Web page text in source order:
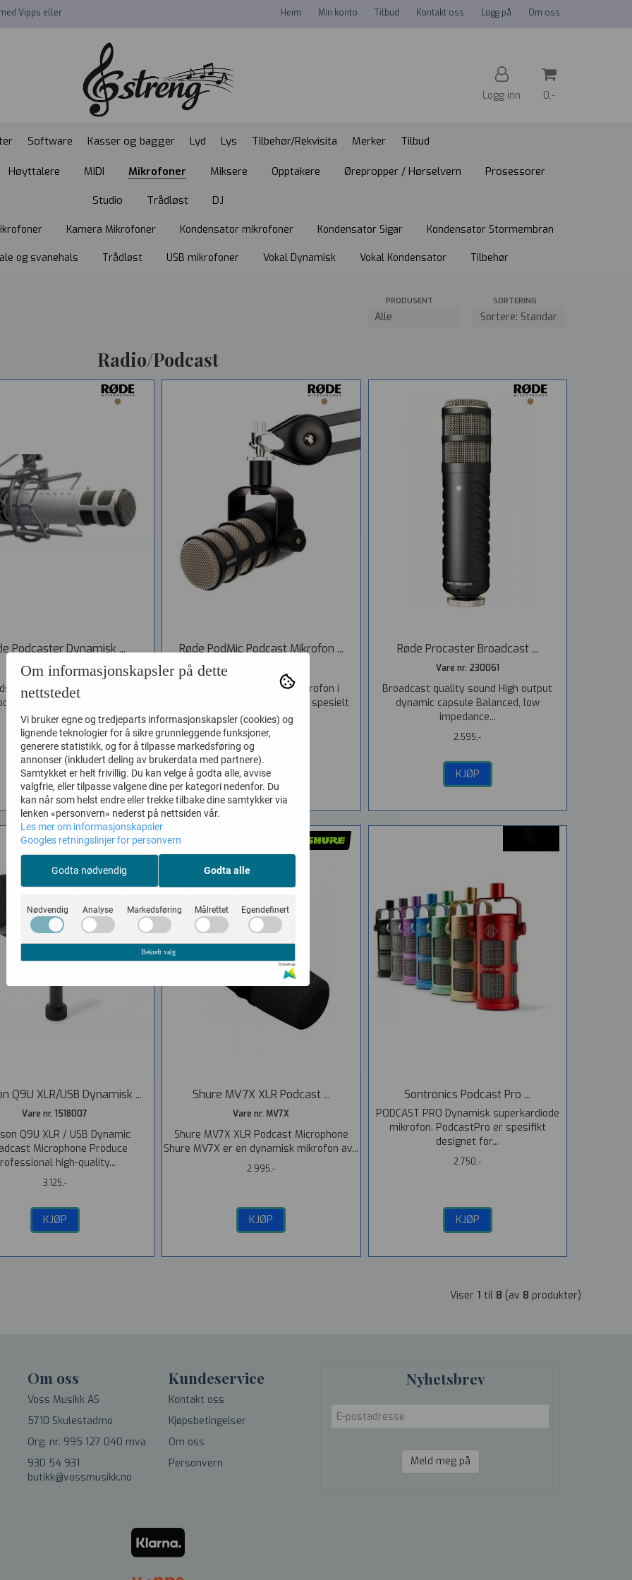
Vipps eller Heim Min konto Tilbud Kontakt oss Logg på Om oss
Logg inn 0,-
Software Kasser og bagger Lyd Lys Tilbehør/Rekvisita Merker Tilbud
Høyttalere MIDI Mikrofoner Miksere Opptakere Ørepropper / Hørselvern Prosessorer
Studio Trådløst DJ
Kamera Mikrofoner Kondensator mikrofoner Kondensator Sigar Kondensator Stormembran
og svanehals Trådløst USB mikrofoner Vokal Dynamisk Vokal Kondensator Tilbehør
PRODUSENT SORTERING
Radio/Podcast
Podcaster Dynamisk ...
Vare nr. 230060
gjelder kun 1 stk. på lager!
er en dynamisk...
2.895,- 2.190,-
KJØP
Røde PodMic Podcast Mikrofon ...
PodMic er en dynamisk mikrofon i
broadcast-kvalitet produsert spesielt
med tanke...
1.539,-
KJØP
Røde Procaster Broadcast ...
Vare nr. 230061
Broadcast quality sound High output
dynamic capsule Balanced, low
impedance...
2.595,-
KJØP
Q9U XLR/USB Dynamisk ...
Vare nr. 1518007
Q9U XLR / USB Dynamic
Microphone Produce
high-quality...
3.125,-
KJØP
Shure MV7X XLR Podcast ...
Vare nr. MV7X
Shure MV7X XLR Podcast Microphone
Shure MV7X er en dynamisk mikrofon av...
2.995,-
KJØP
Sontronics Podcast Pro ...
PODCAST PRO Dynamisk superkardiode
mikrofon. PodcastPro er spesifikt
designet for...
2.750,-
KJØP
Viser 1 til 8 (av 8 produkter)
Om oss
Voss Musikk AS
5710 Skulestadmo
Org. nr. 995 127 040 mva
930 54 931
butikk@vossmusikk.no
Kundeservice
Kontakt oss
Kjøpsbetingelser
Om oss
Personvern
Nyhetsbrev
Meld meg på
Om informasjonskapsler på dette
nettstedet
Vi bruker egne og tredjeparts informasjonskapsler (cookies) og
lignende teknologier for å sikre grunnleggende funksjoner,
generere statistikk, og for å tilpasse markedsføring og
annonser (inkludert deling av brukerdata med partnere).
Samtykket er helt frivillig. Du kan velge å godta alle, avvise
valgfrie, eller tilpasse valgene dine per kategori nedenfor. Du
kan når som helst endre eller trekke tilbake dine samtykker via
lenken «personvern» nederst på nettsiden vår.
Les mer om informasjonskapsler
Googles retningslinjer for personvern
Godta nødvendig Godta alle
Nødvendig Analyse Markedsføring Målrettet Egendefinert
Bekreft valg
Drevet av